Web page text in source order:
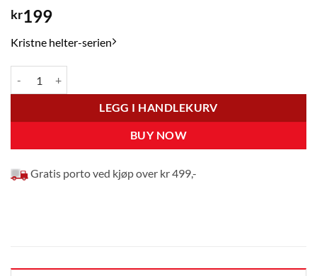
kr199
Kristne helter-serien
LEGG I HANDLEKURV
BUY NOW
Gratis porto ved kjøp over kr 499,-